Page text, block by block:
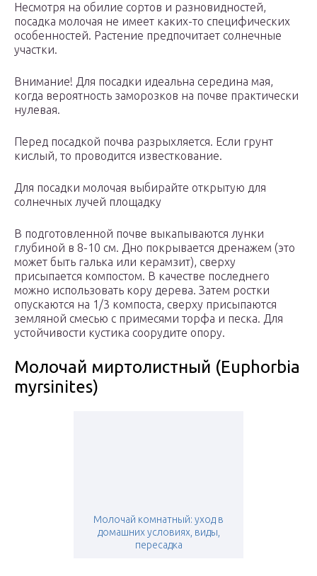
Несмотря на обилие сортов и разновидностей,
посадка молочая не имеет каких-то специфических
особенностей. Растение предпочитает солнечные
участки.
Внимание! Для посадки идеальна середина мая,
когда вероятность заморозков на почве практически
нулевая.
Перед посадкой почва разрыхляется. Если грунт
кислый, то проводится известкование.
Для посадки молочая выбирайте открытую для
солнечных лучей площадку
В подготовленной почве выкапываются лунки
глубиной в 8-10 см. Дно покрывается дренажем (это
может быть галька или керамзит), сверху
присыпается компостом. В качестве последнего
можно использовать кору дерева. Затем ростки
опускаются на 1/3 компоста, сверху присыпаются
земляной смесью с примесями торфа и песка. Для
устойчивости кустика соорудите опору.
Молочай миртолистный (Euphorbia
myrsinites)
Молочай комнатный: уход в
домашних условиях, виды,
пересадка